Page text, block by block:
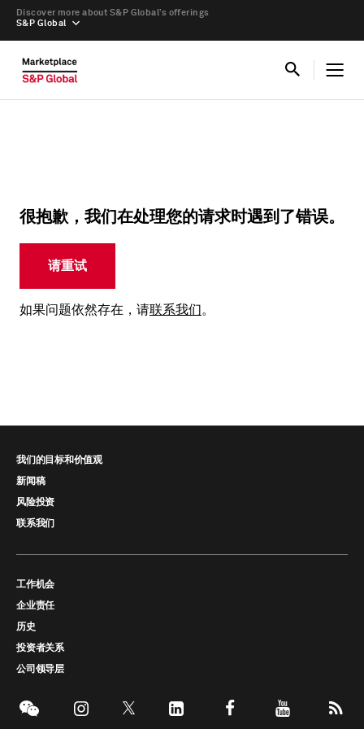
S&P Global
Discover more about S&P Global’s offerings
很抱歉，我们在处理您的请求时遇到了错误。
请重试
如果问题依然存在，请联系我们。
我们的目标和价值观
新闻稿
风险投资
联系我们
工作机会
企业责任
历史
投资者关系
公司领导层